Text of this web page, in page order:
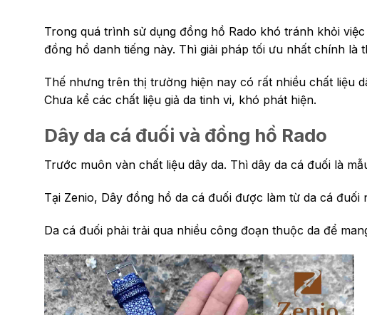
Trong quá trình sử dụng đồng hồ Rado khó tránh khỏi
đồng hồ danh tiếng này. Thì giải pháp tối ưu nhất chính là
Thế nhưng trên thị trường hiện nay có rất nhiều chất liệu
Chưa kể các chất liệu giả da tinh vi, khó phát hiện.
Dây da cá đuối và đồng hồ Rado
Trước muôn vàn chất liệu dây da. Thì dây da cá đuối là
Tại Zenio, Dây đồng hồ da cá đuối được làm từ da cá
Da cá đuối phải trải qua nhiều công đoạn thuộc da để